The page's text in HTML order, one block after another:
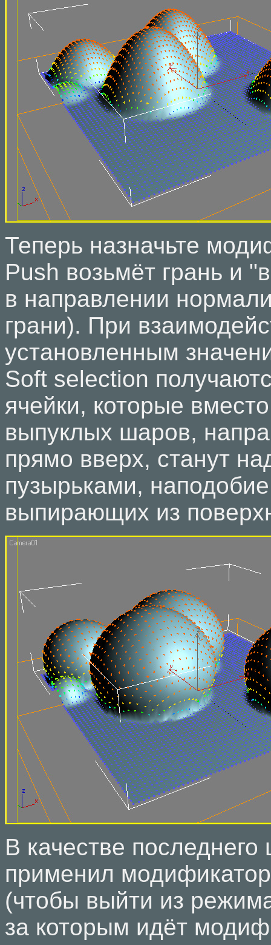
Теперь назначьте
Push возьмёт грань и
в направлении
грани). При
установленным
Soft selection
ячейки, которые
выпуклых шаров,
прямо вверх, станут
пузырьками,
выпирающих из
В качестве последнего
применил
(чтобы выйти из
за которым идёт